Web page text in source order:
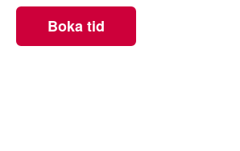
Boka tid